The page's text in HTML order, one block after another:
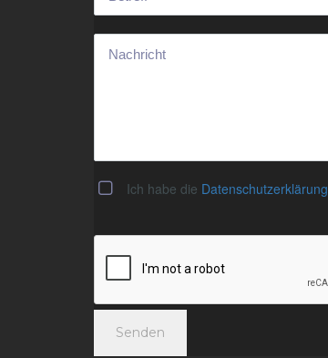
Ich habe die Datenschutzerklärung
Senden